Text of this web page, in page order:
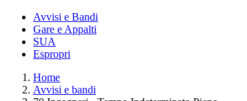
Avvisi e Bandi
Gare e Appalti
SUA
Espropri
Home
Avvisi e bandi